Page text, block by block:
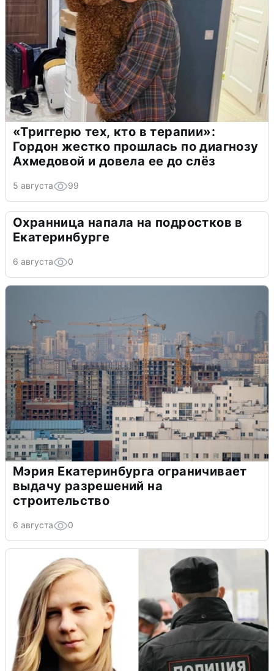
«Триггерю тех, кто в терапии»:
Гордон жестко прошлась по диагнозу
Ахмедовой и довела ее до слёз
5 августа 99
Охранница напала на подростков в
Екатеринбурге
6 августа 0
Мэрия Екатеринбурга ограничивает
выдачу разрешений на
строительство
6 августа 0